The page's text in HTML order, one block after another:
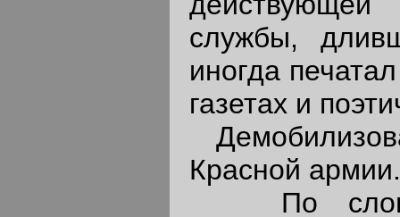
службы,
иногда
газетах и
Красной армии.
По